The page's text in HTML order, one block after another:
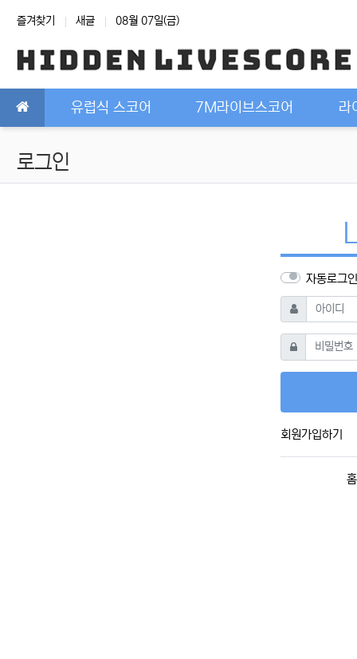
상단 네비
즐겨찾기 새글 08월 07일(금)
메인 메뉴유럽식 스코어 7M라이브스코어 라
로그인
자동로그인
아이디
필수
비밀번호필수
회원가입하기